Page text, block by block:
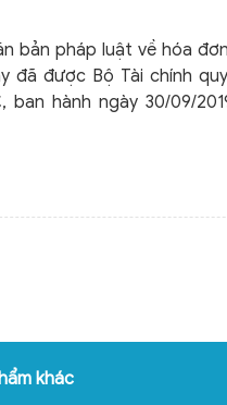
bản pháp luật về hóa
đã được Bộ Tài chính
hành ngày 30/09/
khác